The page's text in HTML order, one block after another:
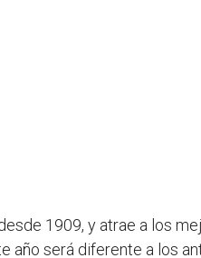
1909, y atrae a los
año será diferente a los